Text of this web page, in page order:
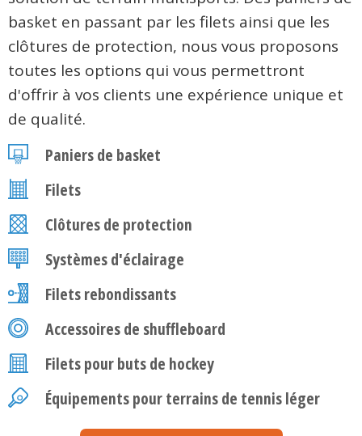
basket en passant par les filets ainsi que les
clôtures de protection, nous vous proposons
toutes les options qui vous permettront
d'offrir à vos clients une expérience unique et
de qualité.
Paniers de basket
Filets
Clôtures de protection
Systèmes d'éclairage
Filets rebondissants
Accessoires de shuffleboard
Filets pour buts de hockey
Équipements pour terrains de tennis léger